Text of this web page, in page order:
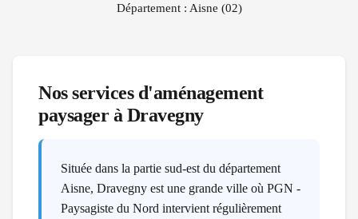
Département : Aisne (02)
Nos services d'aménagement
paysager à Dravegny
Située dans la partie sud-est du département
Aisne, Dravegny est une grande ville où PGN -
Paysagiste du Nord intervient régulièrement